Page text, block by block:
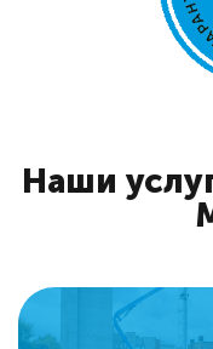
Наши